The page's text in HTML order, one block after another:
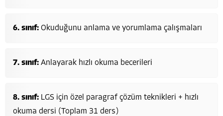
6. sınıf: Okuduğunu anlama ve yorumlama çalışmaları
7. sınıf: Anlayarak hızlı okuma becerileri
8. sınıf: LGS için özel paragraf çözüm teknikleri + hızlı
okuma dersi (Toplam 31 ders)